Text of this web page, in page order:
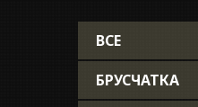
ВСЕ
БРУСЧАТКА